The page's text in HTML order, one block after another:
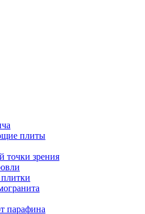
плиты
точки зрения
парафина